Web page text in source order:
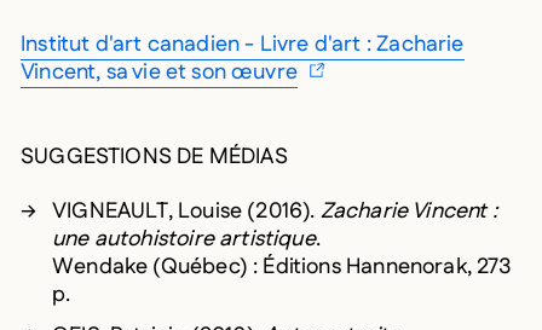
Institut d'art canadien - Livre d'art : Zacharie
Vincent, sa vie et son œuvre
SUGGESTIONS DE MÉDIAS
VIGNEAULT, Louise (2016).Zacharie Vincent :
une autohistoire artistique.
Wendake (Québec) : Éditions Hannenorak, 273
p.